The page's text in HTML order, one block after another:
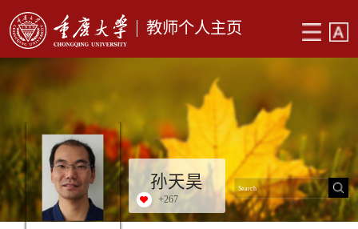
教师个人主页
孙天昊
+267